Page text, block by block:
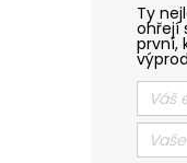
Ty
ohřejí
první,